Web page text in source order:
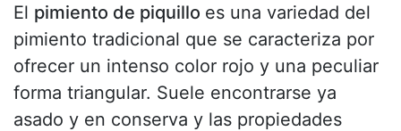
El pimiento de piquillo es una variedad del
pimiento tradicional que se caracteriza por
ofrecer un intenso color rojo y una peculiar
forma triangular. Suele encontrarse ya
asado y en conserva y las propiedades